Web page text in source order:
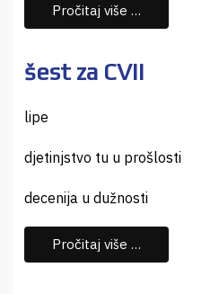
Pročitaj više …
šest za CVII
lipe
djetinjstvo tu u prošlosti
decenija u dužnosti
Pročitaj više …